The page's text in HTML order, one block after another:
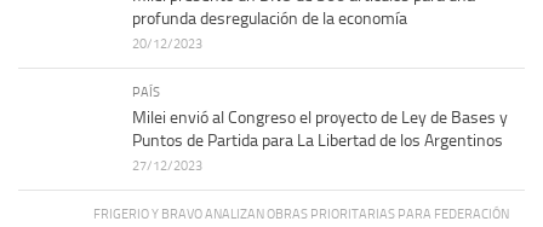
profunda desregulación de la economía
20/12/2023
PAÍS
Milei envió al Congreso el proyecto de Ley de Bases y
Puntos de Partida para La Libertad de los Argentinos
27/12/2023
FRIGERIO Y BRAVO ANALIZAN OBRAS PRIORITARIAS PARA FEDERACIÓN